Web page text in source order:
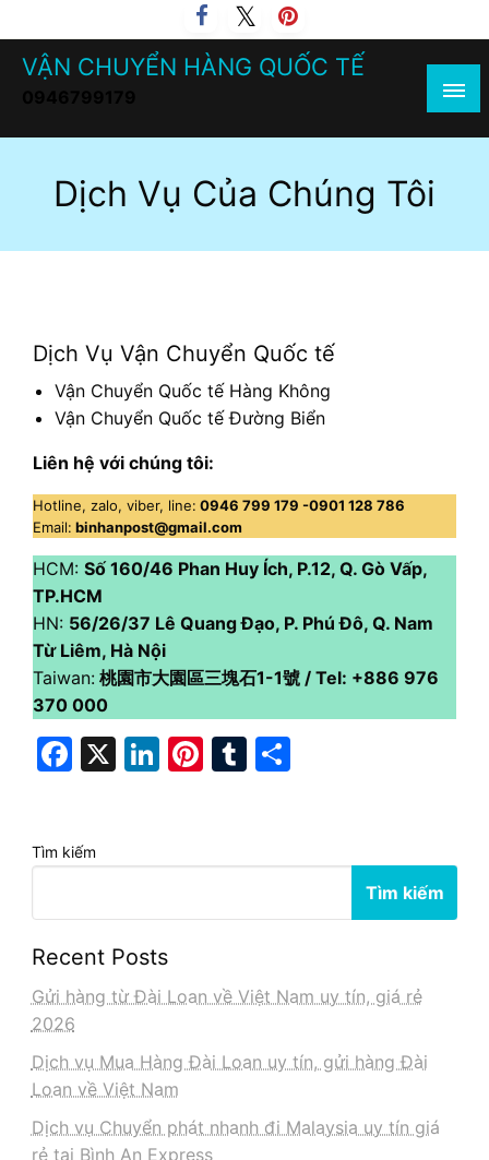
to
content
VẬN CHUYỂN HÀNG QUỐC TẾ
Dịch Vụ Của Chúng Tôi
Dịch Vụ Vận Chuyển Quốc tế
Vận Chuyển Quốc tế Hàng Không
Vận Chuyển Quốc tế Đường Biển
Liên hệ với chúng tôi:
Hotline, zalo, viber, line: 0946 799 179 -0901 128 786
Email: binhanpost@gmail.com
HCM: Số 160/46 Phan Huy Ích, P.12, Q. Gò Vấp,
TP.HCM
HN: 56/26/37 Lê Quang Đạo, P. Phú Đô, Q. Nam
Từ Liêm, Hà Nội
Taiwan: 桃園市大園區三塊石1-1號 / Tel: +886 976
370 000
Facebook
X LinkedIn
Pinterest
Tumblr
Tìm kiếm
Tìm kiếm
Recent Posts
Gửi hàng từ Đài Loan về Việt Nam uy tín, giá rẻ
2026
Dịch vụ Mua Hàng Đài Loan uy tín, gửi hàng Đài
Loan về Việt Nam
Dịch vụ Chuyển phát nhanh đi Malaysia uy tín giá
rẻ tại Bình An Express